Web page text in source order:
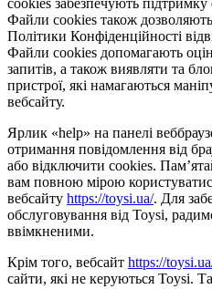
Файли cookies також
Політики Конфіденційності
Файли cookies допомагають
запитів, а також виявляти та
пристрої, які намагаються
вебсайту.
Ярлик «help» на панелі
отримання повідомлення від
або відключити cookies.
вам повною мірою
вебсайту https://toysi.ua/. Для
обслуговування від Toysi,
ввімкненими.
Крім того, вебсайт https://
сайти, які не керуються Toysi.